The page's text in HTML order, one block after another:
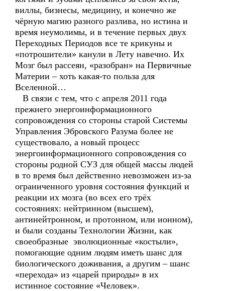
виллы, бизнесы, медицину, и конечно же
чёрную магию разного разлива, но истина и
время неумолимы, и в течение первых двух
Переходных Периодов все те крикуны и
«потрошители» канули в Лету навечно. Их
Мозг был рассеян, «разобран» на Первичные
Материи – хоть какая-то польза для
Вселенной…
В связи с тем, что с апреля 2011 года
прежнего энергоинформационного
сопровождения со стороны старой Системы
Управления Эбровского Разума более не
существовало, а новый процесс
энергоинформационного сопровождения со
стороны родной СУЗ для общей массы людей
в то время был действенно невозможен из-за
ограниченного уровня состояния функций и
реакции их мозга (во всех его трёх
состояниях: нейтринном (высшем),
антинейтронном, и протонном, или ионном),
и были созданы Технологии Жизни, как
своеобразные эволюционные «костыли»,
помогающие одним людям иметь шанс для
биологического доживания, а другим – шанс
«перехода» из «царей природы» в их
истинное состояние «Человек».